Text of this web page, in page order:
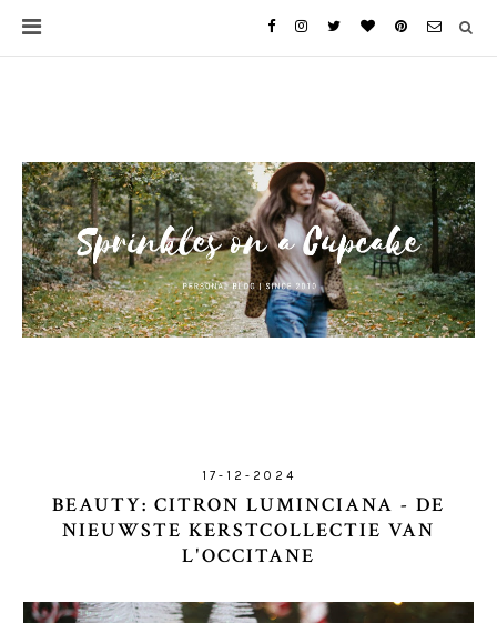
17-12-2024
BEAUTY: CITRON LUMINCIANA - DE
NIEUWSTE KERSTCOLLECTIE VAN
L'OCCITANE